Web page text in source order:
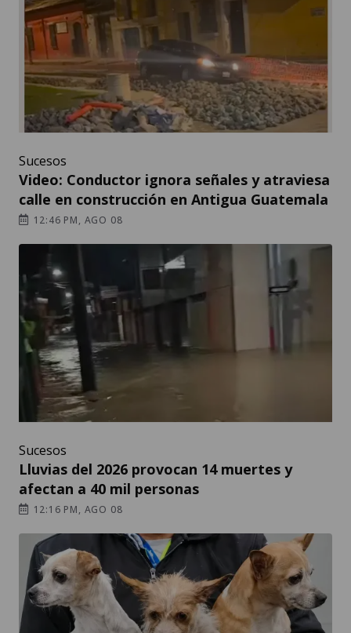
Sucesos
Video: Conductor ignora señales y atraviesa
calle en construcción en Antigua Guatemala
12:46 PM, AGO 08
Sucesos
Lluvias del 2026 provocan 14 muertes y
afectan a 40 mil personas
12:16 PM, AGO 08